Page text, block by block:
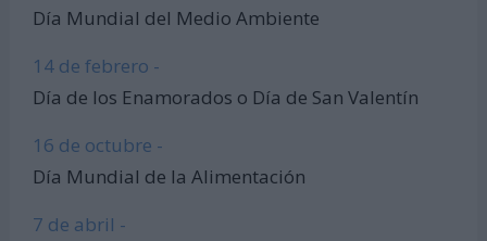
Día Mundial del Medio Ambiente
14 de febrero -
Día de los Enamorados o Día de San Valentín
16 de octubre -
Día Mundial de la Alimentación
7 de abril -